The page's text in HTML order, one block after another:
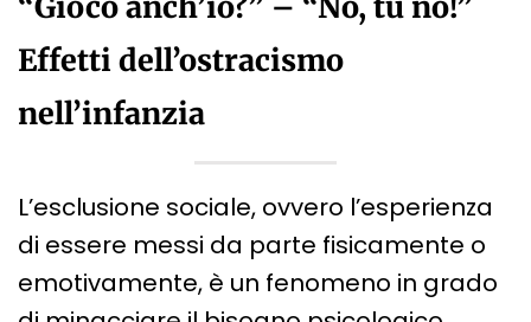
Effetti dell’ostracismo
nell’infanzia
L’esclusione sociale, ovvero l’esperienza
di essere messi da parte fisicamente o
emotivamente, è un fenomeno in grado